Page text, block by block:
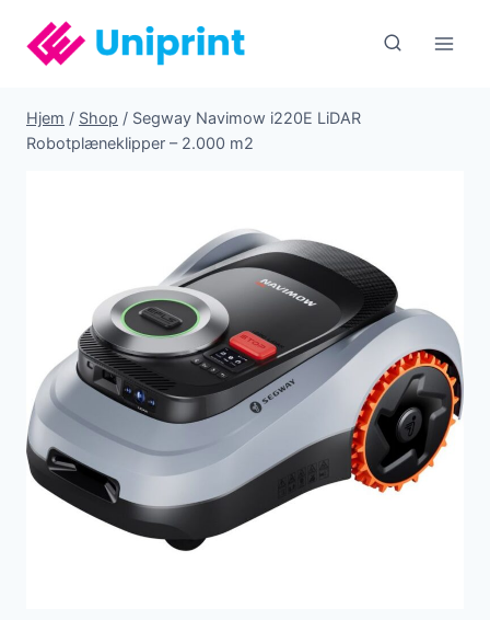
indhold
Hjem / Shop / Segway Navimow i220E LiDAR
Robotplæneklipper – 2.000 m2